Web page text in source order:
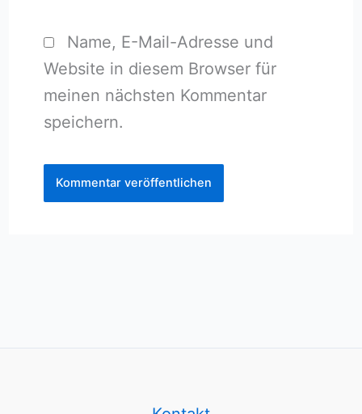
Name, E-Mail-Adresse und
Website in diesem Browser für
meinen nächsten Kommentar
speichern.